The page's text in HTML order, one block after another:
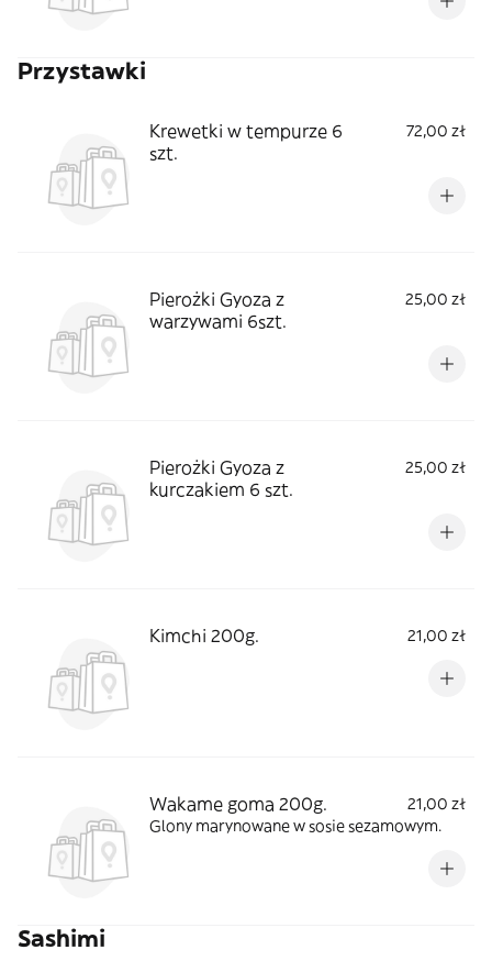
Przystawki
Krewetki w tempurze 6
szt.
72,00 zł
Pierożki Gyoza z
warzywami 6szt.
25,00 zł
Pierożki Gyoza z
kurczakiem 6 szt.
25,00 zł
Kimchi 200g. 21,00 zł
Wakame goma 200g.
21,00 zł
Glony marynowane w sosie sezamowym.
Sashimi